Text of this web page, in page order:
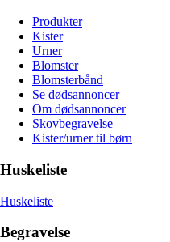
Produkter
Kister
Urner
Blomster
Blomsterbånd
Se dødsannoncer
Om dødsannoncer
Skovbegravelse
Kister/urner til børn
Huskeliste
Huskeliste
Begravelse